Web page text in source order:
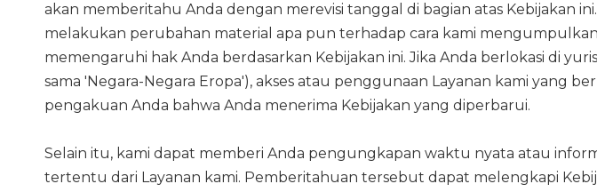
akan memberitahu Anda dengan merevisi tanggal di bagian atas Kebijakan
melakukan perubahan material apa pun terhadap cara kami
memengaruhi hak Anda berdasarkan Kebijakan ini. Jika Anda berlokasi di
sama 'Negara-Negara Eropa'), akses atau penggunaan Layanan kami
pengakuan Anda bahwa Anda menerima Kebijakan yang diperbarui.
Selain itu, kami dapat memberi Anda pengungkapan waktu nyata atau
tertentu dari Layanan kami. Pemberitahuan tersebut dapat melengkapi